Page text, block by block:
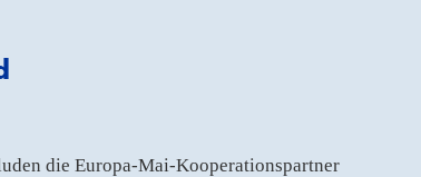
die Europa-Mai-Kooperationspartner